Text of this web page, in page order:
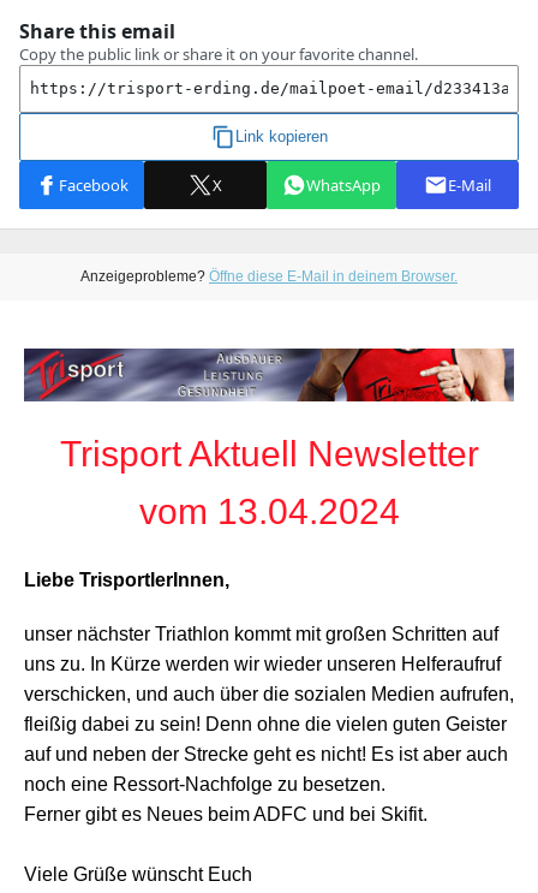
Anzeigeprobleme? Öffne diese E-Mail in deinem Browser.
Trisport Aktuell Newsletter
vom 13.04.2024
Liebe TrisportlerInnen,
unser nächster Triathlon kommt mit großen Schritten auf
uns zu. In Kürze werden wir wieder unseren Helferaufruf
verschicken, und auch über die sozialen Medien aufrufen,
fleißig dabei zu sein! Denn ohne die vielen guten Geister
auf und neben der Strecke geht es nicht! Es ist aber auch
noch eine Ressort-Nachfolge zu besetzen.
Ferner gibt es Neues beim ADFC und bei Skifit.
Viele Grüße wünscht Euch